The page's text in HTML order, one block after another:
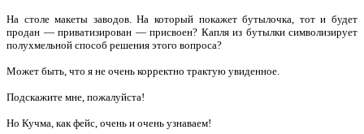
На столе макеты заводов. На который покажет бутылочка, тот и будет
продан — приватизирован — присвоен? Капля из бутылки символизирует
полухмельной способ решения этого вопроса?
Может быть, что я не очень корректно трактую увиденное.
Подскажите мне, пожалуйста!
Но Кучма, как фейс, очень и очень узнаваем!